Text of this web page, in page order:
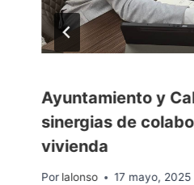
Ayuntamiento y
sinergias de
vivienda
Por lalonso 17 mayo, 2025